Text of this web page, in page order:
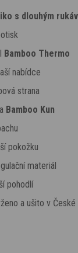
s dlouhým
Bamboo Thermo
nabídce
strana
Bamboo Kun
pokožku
materiál
pohodlí
a ušito v